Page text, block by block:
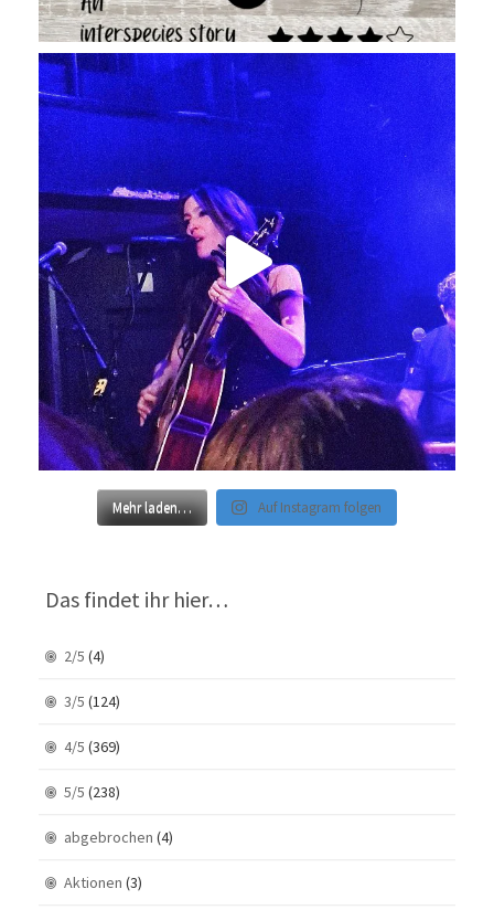
Mehr laden… Auf Instagram folgen
Das findet ihr hier…
2/5 (4)
3/5 (124)
4/5 (369)
5/5 (238)
abgebrochen (4)
Aktionen (3)